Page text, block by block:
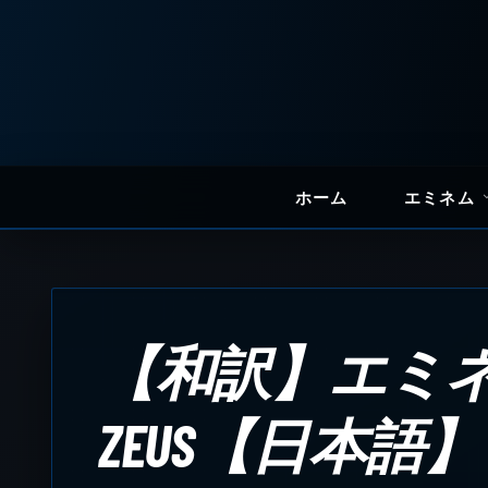
ホーム エミネム
【和訳】エミネ
ZEUS【日本語】